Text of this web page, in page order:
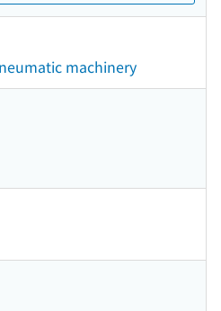
machinery